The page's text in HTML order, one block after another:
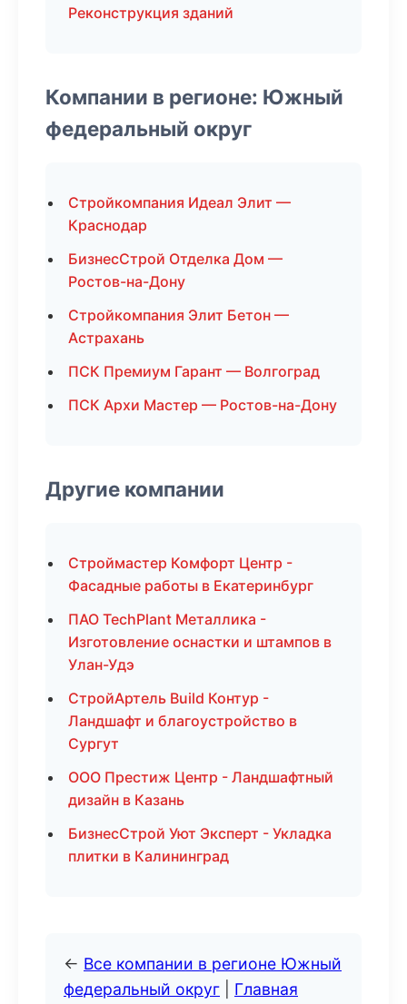
Реконструкция зданий
Компании в регионе: Южный
федеральный округ
Стройкомпания Идеал Элит —
Краснодар
БизнесСтрой Отделка Дом —
Ростов-на-Дону
Стройкомпания Элит Бетон —
Астрахань
ПСК Премиум Гарант — Волгоград
ПСК Архи Мастер — Ростов-на-Дону
Другие компании
Строймастер Комфорт Центр -
Фасадные работы в Екатеринбург
ПАО TechPlant Металлика -
Изготовление оснастки и штампов в
Улан-Удэ
СтройАртель Build Контур -
Ландшафт и благоустройство в
Сургут
ООО Престиж Центр - Ландшафтный
дизайн в Казань
БизнесСтрой Уют Эксперт - Укладка
плитки в Калининград
← Все компании в регионе Южный
федеральный округ
Главная